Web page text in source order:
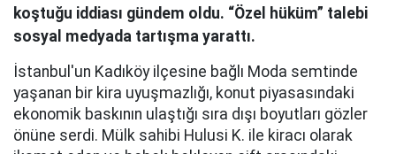
koştuğu iddiası gündem oldu. “Özel hüküm” talebi
sosyal medyada tartışma yarattı.
İstanbul'un Kadıköy ilçesine bağlı Moda semtinde
yaşanan bir kira uyuşmazlığı, konut piyasasındaki
ekonomik baskının ulaştığı sıra dışı boyutları gözler
önüne serdi. Mülk sahibi Hulusi K. ile kiracı olarak